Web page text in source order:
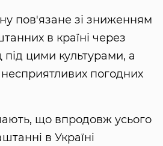
пов'язане зі зниженням
в країні через
цими культурами, а
погодних
що впродовж усього
в Україні